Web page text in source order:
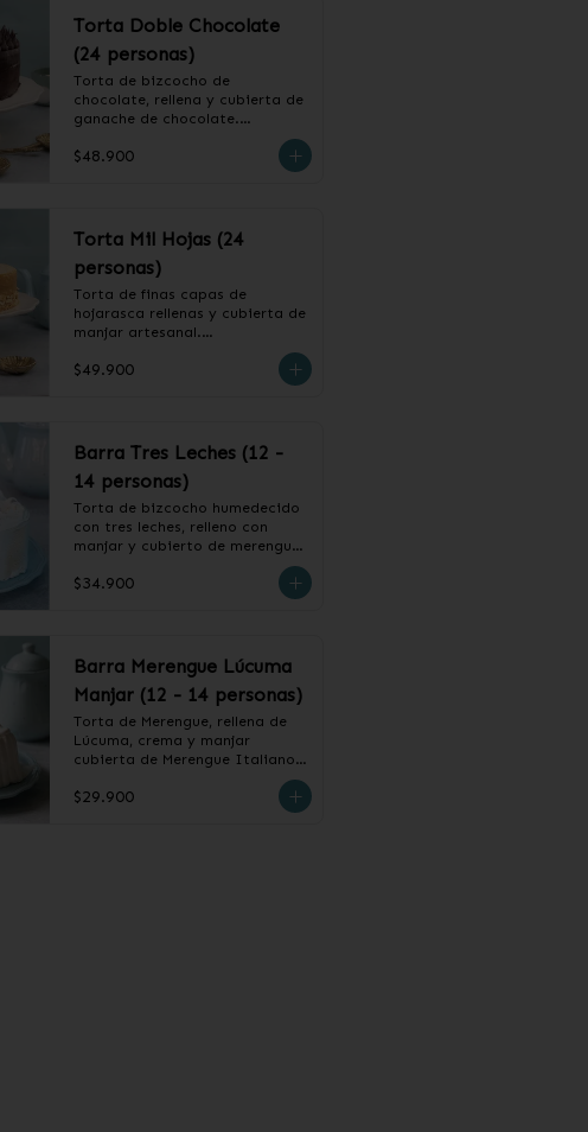
Torta Doble Chocolate
(24 personas)
Torta de bizcocho de
chocolate, rellena y cubierta de
ganache de chocolate.
❄️ Producto Congelado
$48.900
Torta Mil Hojas (24
personas)
Torta de finas capas de
hojarasca rellenas y cubierta de
manjar artesanal.
❄️ Producto Congelado
$49.900
Barra Tres Leches (12 -
14 personas)
Torta de bizcocho humedecido
con tres leches, relleno con
manjar y cubierto de merengue
$34.900
Barra Merengue Lúcuma
Manjar (12 - 14 personas)
Torta de Merengue, rellena de
Lúcuma, crema y manjar
cubierta de Merengue Italiano.
❄️ Producto Congelado
$29.900